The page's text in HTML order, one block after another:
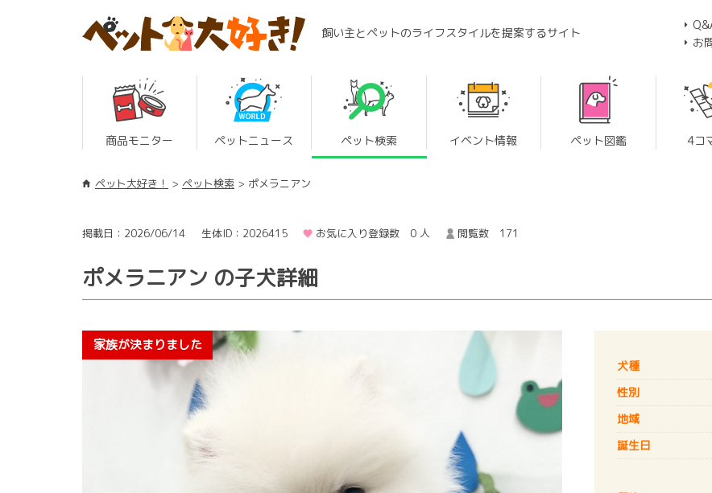
飼い主とペットのライフスタイルを提案するサイト
お
商品モニター ペットニュース ペット検索 イベント情報 ペット図鑑 4コ
ペット大好き！ ペット検索 ポメラニアン
掲載日：2026/06/14 生体ID：2026415 お気に入り登録数 0 人 閲覧数 171
ポメラニアン の子犬詳細
犬種
性別
地域
誕生日